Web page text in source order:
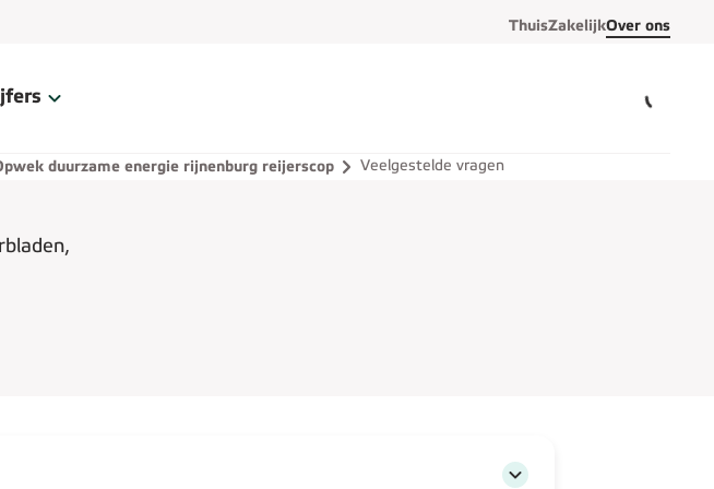
ThuisZakelijkOver ons
duurzame energie rijnenburg reijerscop Veelgestelde vragen